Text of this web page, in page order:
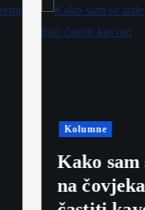
Kolumne
Kako sam
na